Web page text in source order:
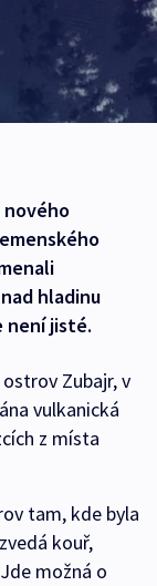
nového
hladinu
není jisté.
Zubajr, v
vulkanická
z místa
tam, kde byla
kouř,
možná o